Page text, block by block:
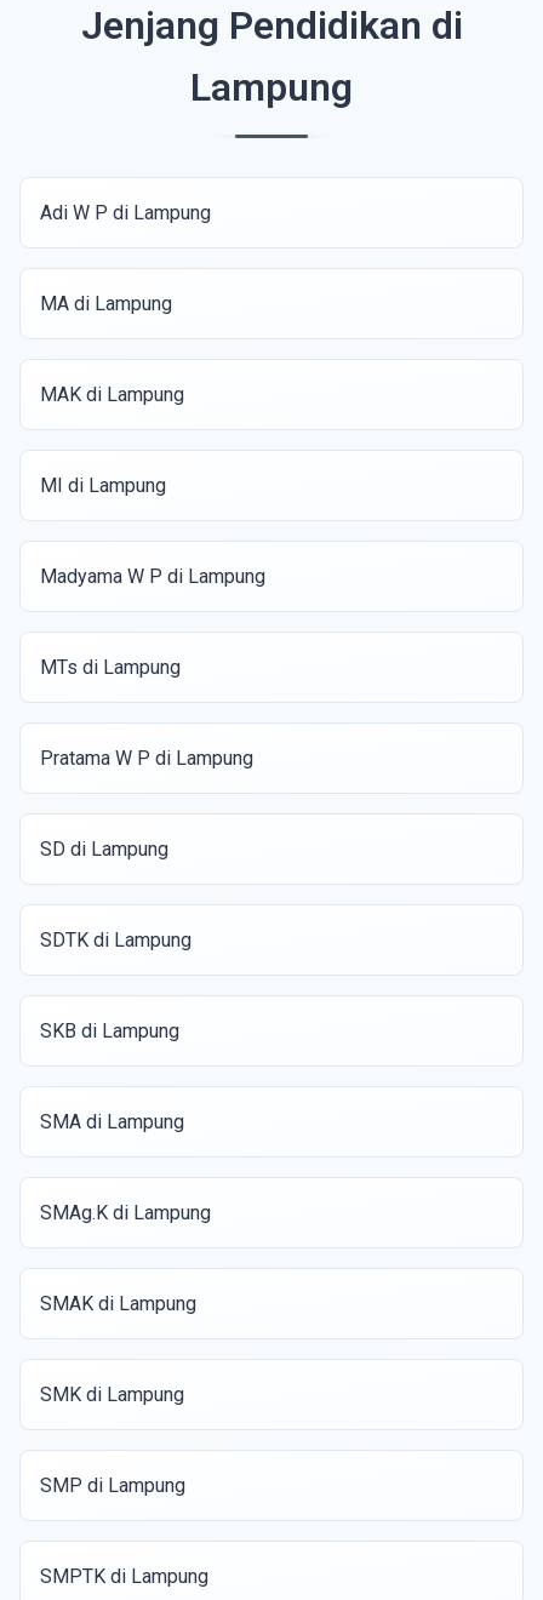
Jenjang Pendidikan di
Lampung
Adi W P di Lampung
MA di Lampung
MAK di Lampung
MI di Lampung
Madyama W P di Lampung
MTs di Lampung
Pratama W P di Lampung
SD di Lampung
SDTK di Lampung
SKB di Lampung
SMA di Lampung
SMAg.K di Lampung
SMAK di Lampung
SMK di Lampung
SMP di Lampung
SMPTK di Lampung